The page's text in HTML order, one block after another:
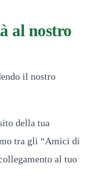
al nostro
il nostro
della tua
tra gli “Amici di
al tuo